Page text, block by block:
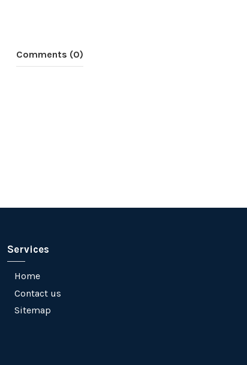
Comments (0)
Services
Home
Contact us
Sitemap